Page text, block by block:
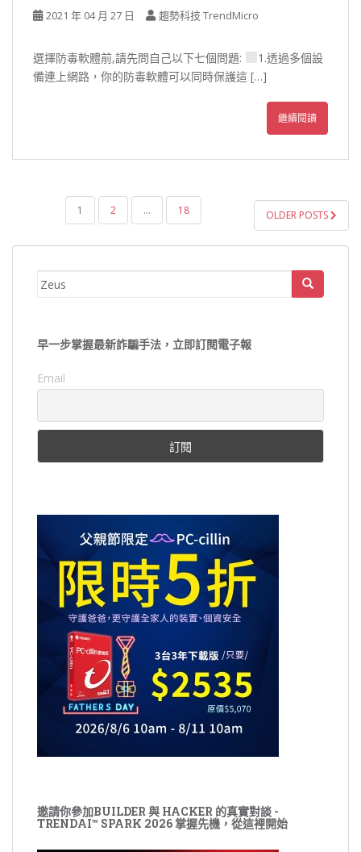
2021 年 04 月 27 日 趨勢科技 TrendMicro
選擇防毒軟體前,請先問自己以下七個問題:
1.透過多個設
備連上網路，你的防毒軟體可以同時保護這 […]
繼續閱讀
導
1 2 ... 18 OLDER POSTS
Search
早一步掌握最新詐騙手法，立即訂閱電子報
Email
邀請你參加BUILDER 與 HACKER 的真實對談 -
TRENDAI™ SPARK 2026 掌握先機，從這裡開始